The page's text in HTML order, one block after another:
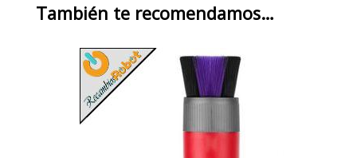
También te recomendamos…